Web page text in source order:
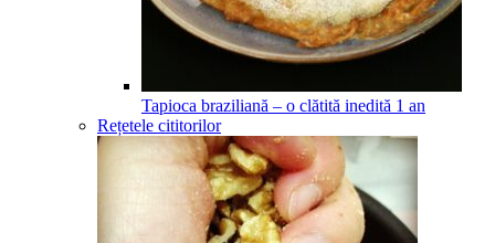
Tapioca braziliană – o clătită inedită 1 an
Rețetele cititorilor